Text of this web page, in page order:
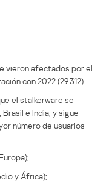
vieron afectados por el
con 2022 (29.312).
el stalkerware se
e India, y sigue
número de usuarios
y África);